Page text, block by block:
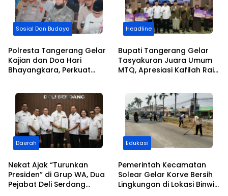
Sosial Dan Budaya
Polresta Tangerang Gelar
Kajian dan Doa Hari
Bhayangkara, Perkuat
Headline
Bupati Tangerang Gelar
Tasyakuran Juara Umum
MTQ, Apresiasi Kafilah Raih
Daerah
Nekat Ajak “Turunkan
Presiden” di Grup WA, Dua
Pejabat Deli Serdang
Edukasi
Pemerintah Kecamatan
Solear Gelar Korve Bersih
Lingkungan di Lokasi Binwil